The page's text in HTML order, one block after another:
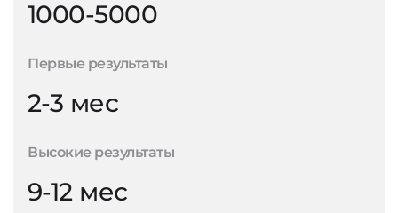
1000-5000
Первые результаты
2-3 мес
Высокие результаты
9-12 мес